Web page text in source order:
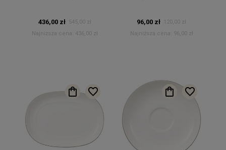
436,00 zł
545,00 zł
Najniższa cena:
436,00 zł
96,00 zł
120,00 zł
Najniższa cena:
96,00 zł